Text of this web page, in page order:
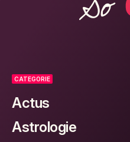
CATEGORIE
Actus
Astrologie